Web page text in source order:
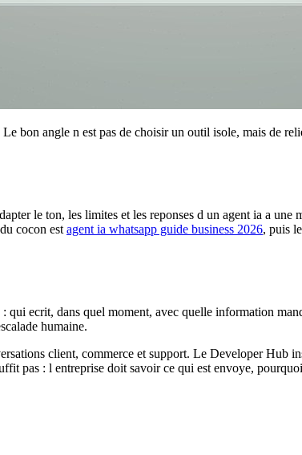
bon angle n est pas de choisir un outil isole, mais de
le ton, les limites et les reponses d un agent ia a une
cocon est agent ia whatsapp guide business 2026, puis
qui ecrit, dans quel moment, avec quelle information
humaine.
client, commerce et support. Le Developer Hub
pas : l entreprise doit savoir ce qui est envoye,